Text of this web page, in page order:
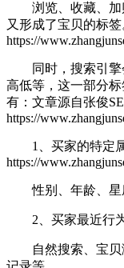
浏览、收藏、
又形成了宝贝的标签
https://
同时，搜索引
高低等，这一部分
有： 文章源自张俊
https://
1、买家的特定
https://
性别、年龄、星
2、买家最近行
自然搜索、宝